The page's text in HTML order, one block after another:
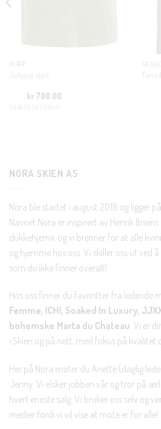
KLÆR
Johane skirt
kr700.00
Fan
NORA SKIEN AS
Nora ble startet i august 2018 og ligger
Navnet Nora er inspirert av Henrik
dukkehjem», og vi brenner for at alle
og hjemme hos oss. Vi skiller oss ut ved
som du ikke finner overalt!
Hos oss finner du favoritter fra ledende
Femme, ICHI, Soaked In Luxury,
bohemske Marta du Chateau. Vi er
i Skien og på nett, med fokus på kvalitet
Her på Nora møter du Anette (daglig
Jenny. Vi elsker jobben vår og tror på
hvert eneste salg. Vi bruker oss selv og
medier fordi vi vil vise at mote er for alle!
Bli en del av Nora-familien i dag.